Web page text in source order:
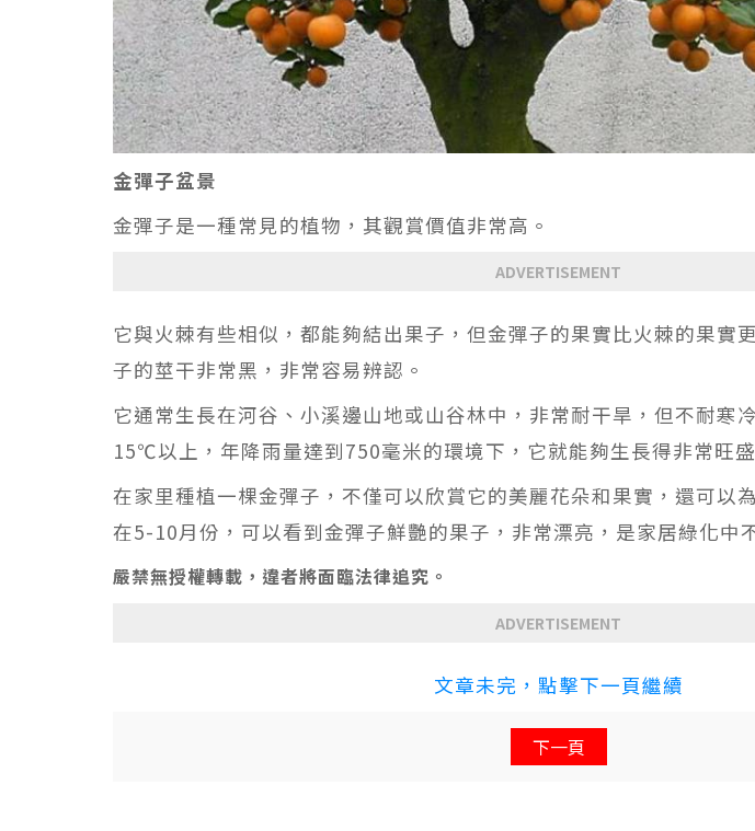
金彈子盆景
金彈子是一種常見的植物，其觀賞價值非常高。
ADVERTISEMENT
它與火棘有些相似，都能夠結出果子，但金彈子的果實比火棘的果實
子的莖干非常黑，非常容易辨認。
它通常生長在河谷、小溪邊山地或山谷林中，非常耐干旱，但不耐寒
15℃以上，年降雨量達到750毫米的環境下，它就能夠生長得非常旺盛
在家里種植一棵金彈子，不僅可以欣賞它的美麗花朵和果實，還可以
在5-10月份，可以看到金彈子鮮艷的果子，非常漂亮，是家居綠化中
嚴禁無授權轉載，違者將面臨法律追究。
ADVERTISEMENT
文章未完，點擊下一頁繼續
下一頁